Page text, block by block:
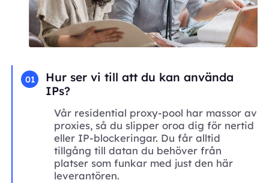
01
Hur ser vi till att du kan använda
IPs?
Vår residential proxy-pool har massor av
proxies, så du slipper oroa dig för nertid
eller IP-blockeringar. Du får alltid
tillgång till datan du behöver från
platser som funkar med just den här
leverantören.